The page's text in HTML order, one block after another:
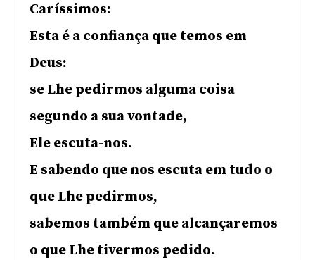
Caríssimos:
Esta é a confiança que temos em
Deus:
se Lhe pedirmos alguma coisa
segundo a sua vontade,
Ele escuta-nos.
E sabendo que nos escuta em tudo o
que Lhe pedirmos,
sabemos também que alcançaremos
o que Lhe tivermos pedido.